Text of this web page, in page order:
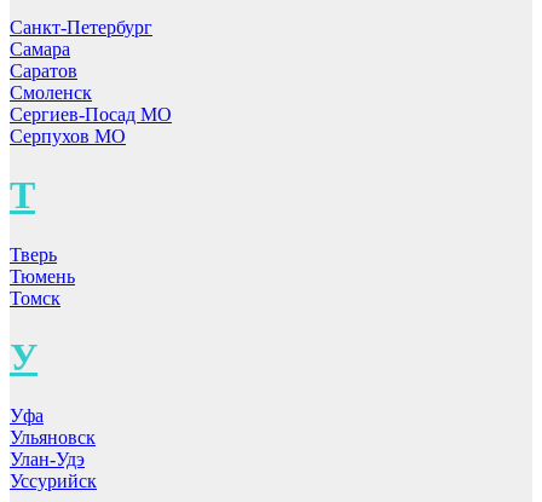
Санкт-Петербург
Самара
Саратов
Смоленск
Сергиев-Посад МО
Серпухов МО
Т
Тверь
Тюмень
Томск
У
Уфа
Ульяновск
Улан-Удэ
Уссурийск